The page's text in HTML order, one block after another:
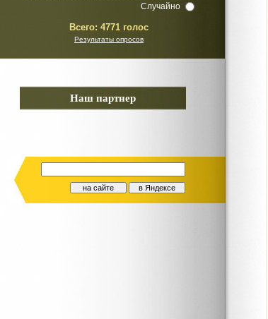
Случайно
Всего: 4771 голос
Результаты опросов
Наш партнер